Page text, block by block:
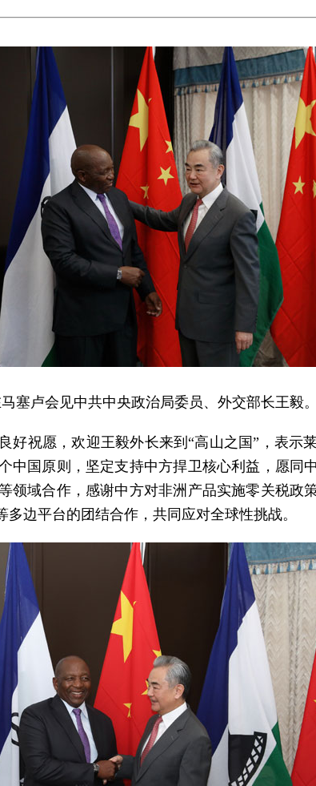
塞卢会见中共中央政治局委员、外交部长王毅。
好祝愿，欢迎王毅外长来到“高山之国”，表示
中国原则，坚定支持中方捍卫核心利益，愿同
领域合作，感谢中方对非洲产品实施零关税政
边平台的团结合作，共同应对全球性挑战。